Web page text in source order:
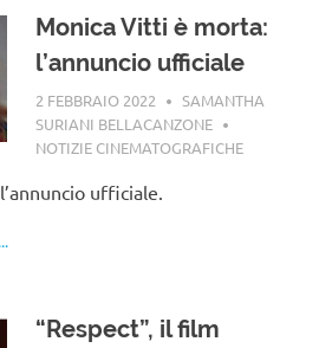
Monica Vitti è morta:
l’annuncio ufficiale
2 FEBBRAIO 2022
SAMANTHA
SURIANI BELLACANZONE
NOTIZIE CINEMATOGRAFICHE
ufficiale.
“Respect”, il film